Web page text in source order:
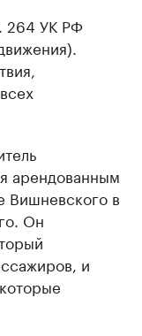
264 УК РФ
арендованным
Вишневского в
Он
и